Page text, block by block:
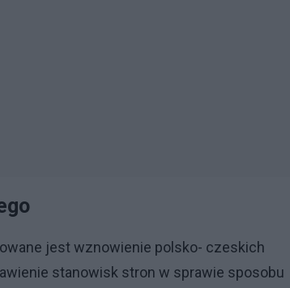
jest wznowienie polsko- czeskich
stanowisk stron w sprawie sposobu